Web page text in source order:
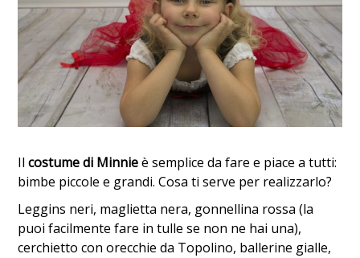
Ilcostume di Minnieè semplice da fare e piace a tutti:
bimbe piccole e grandi. Cosa ti serve per realizzarlo?
Leggins neri, maglietta nera, gonnellina rossa (la
puoi facilmente fare in tulle se non ne hai una),
cerchietto con orecchie da Topolino, ballerine gialle,